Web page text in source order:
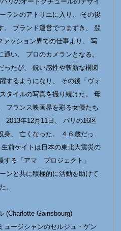
ランのアトリエに入り、 その後
。 ブランド運営でつまずき、 翌
ッション界での仕事より、 写
い、 プロのカメランとなる。
ったが、 鋭い感性や斬新な構図
するようになり、 その後「ヴォ
タイルの写真を撮り続けた。 母
フランス映画界を彩る女優たち
2013年12月11日、 パリの16区
身、 亡くなった。 ４６歳だっ
前ケイトは日本の東北大震災の
する「アマ プロジェクト」
ンと共に積極的に活動を助けて
。
(Charlotte Gainsbourg)
ュージシャンのセルジュ・ゲン